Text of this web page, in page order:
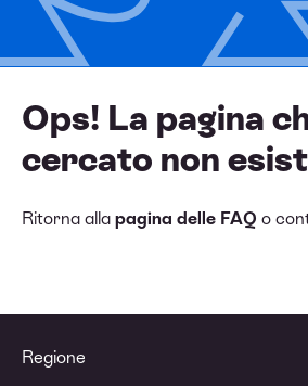
Ops! La pagina
cercato non
Ritorna alla pagina delle FAQ o
Regione